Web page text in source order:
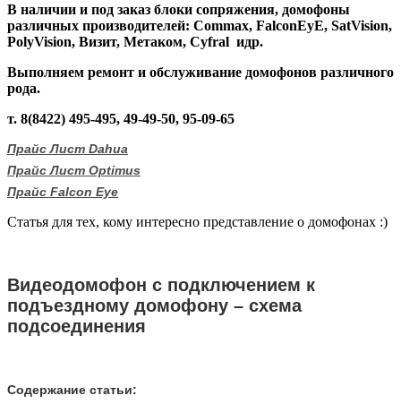
В наличии и под заказ блоки сопряжения, домофоны
различных производителей: Commax, FalconEyE, SatVision,
PolyVision, Визит, Метаком, Cyfral идр.
Выполняем ремонт и обслуживание домофонов различного
рода.
т. 8(8422) 495-495, 49-49-50, 95-09-65
Прайс Лист Dahua
Прайс Лист Optimus
Прайс Falcon Eye
Статья для тех, кому интересно представление о домофонах :)
Видеодомофон с подключением к
подъездному домофону – схема
подсоединения
Содержание статьи: